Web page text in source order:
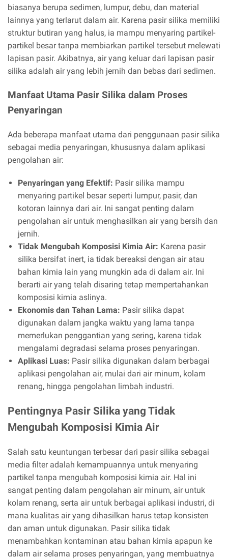
biasanya berupa sedimen, lumpur, debu, dan material
lainnya yang terlarut dalam air. Karena pasir silika memiliki
struktur butiran yang halus, ia mampu menyaring partikel-
partikel besar tanpa membiarkan partikel tersebut melewati
lapisan pasir. Akibatnya, air yang keluar dari lapisan pasir
silika adalah air yang lebih jernih dan bebas dari sedimen.
Manfaat Utama Pasir Silika dalam Proses
Penyaringan
Ada beberapa manfaat utama dari penggunaan pasir silika
sebagai media penyaringan, khususnya dalam aplikasi
pengolahan air:
Penyaringan yang Efektif: Pasir silika mampu
menyaring partikel besar seperti lumpur, pasir, dan
kotoran lainnya dari air. Ini sangat penting dalam
pengolahan air untuk menghasilkan air yang bersih dan
jernih.
Tidak Mengubah Komposisi Kimia Air: Karena pasir
silika bersifat inert, ia tidak bereaksi dengan air atau
bahan kimia lain yang mungkin ada di dalam air. Ini
berarti air yang telah disaring tetap mempertahankan
komposisi kimia aslinya.
Ekonomis dan Tahan Lama: Pasir silika dapat
digunakan dalam jangka waktu yang lama tanpa
memerlukan penggantian yang sering, karena tidak
mengalami degradasi selama proses penyaringan.
Aplikasi Luas: Pasir silika digunakan dalam berbagai
aplikasi pengolahan air, mulai dari air minum, kolam
renang, hingga pengolahan limbah industri.
Pentingnya Pasir Silika yang Tidak
Mengubah Komposisi Kimia Air
Salah satu keuntungan terbesar dari pasir silika sebagai
media filter adalah kemampuannya untuk menyaring
partikel tanpa mengubah komposisi kimia air. Hal ini
sangat penting dalam pengolahan air minum, air untuk
kolam renang, serta air untuk berbagai aplikasi industri, di
mana kualitas air yang dihasilkan harus tetap konsisten
dan aman untuk digunakan. Pasir silika tidak
menambahkan kontaminan atau bahan kimia apapun ke
dalam air selama proses penyaringan, yang membuatnya